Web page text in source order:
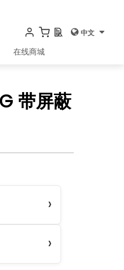
在线商城
中文
带屏蔽
›
›